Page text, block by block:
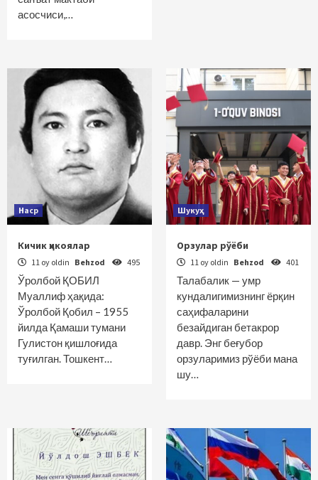
асосчиси,…
Наср
Кичик ҳикоялар
11 oy oldin Behzod 495
Ўролбой ҚОБИЛ
Муаллиф ҳақида:
Ўролбой Қобил – 1955
йилда Қамаши тумани
Гулистон қишлоғида
туғилган. Тошкент…
Шукуҳ
Орзулар рўёби
11 oy oldin Behzod 401
Талабалик — умр
кундалигимизнинг ёрқин
саҳифаларини
безайдиган бетакрор
давр. Энг беғубор
орзуларимиз рўёби мана
шу…